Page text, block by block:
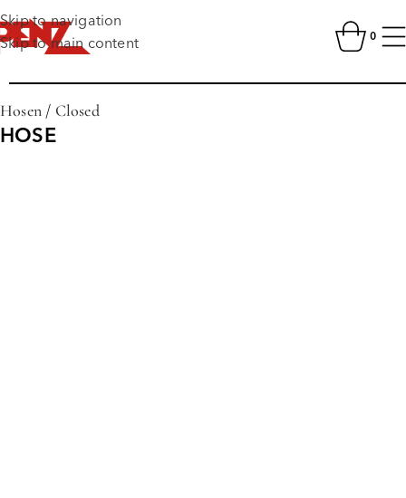
Skip to navigation
Skip to main content
0
Hosen / Closed
HOSE